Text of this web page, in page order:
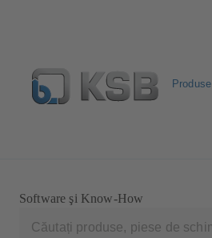
Produse
Software şi Know-How